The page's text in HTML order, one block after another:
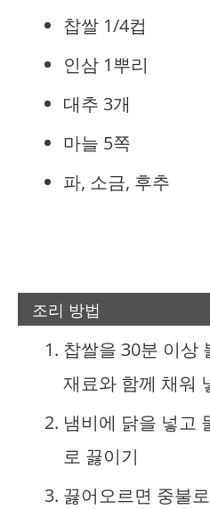
찹쌀 1/4컵
인삼 1뿌리
대추 3개
마늘 5쪽
파, 소금, 후추
조리 방법
찹쌀을 30분 이상
재료와 함께 채워
냄비에 닭을 넣고
로 끓이기
끓어오르면 중불